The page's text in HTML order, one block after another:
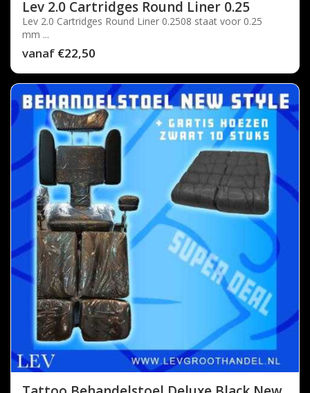
Lev 2.0 Cartridges Round Liner 0.25
Lev 2.0 Cartridges Round Liner 0.2508 staat voor 0.25
mm ...
vanaf €22,50